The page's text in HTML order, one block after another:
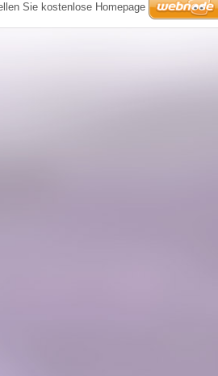
Sie kostenlose Homepage